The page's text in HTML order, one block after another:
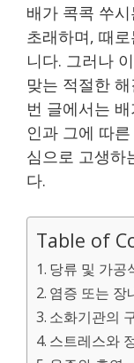
배가 콕콕 쑤
초래하며, 때
니다. 그러나
맞는 적절한
번 글에서는
인과 그에 따
심으로 고생하
다.
Table of
당류 및 가공
염증 또는 장
소화기관의
스트레스와